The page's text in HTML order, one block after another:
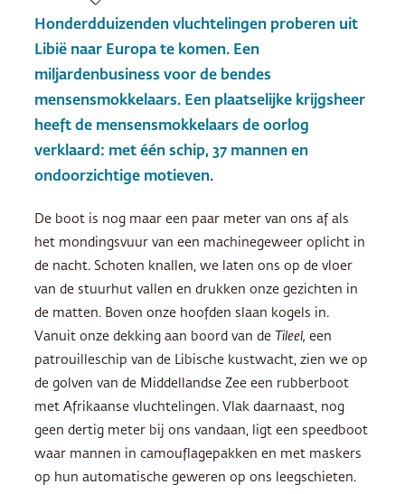
Honderdduizenden vluchtelingen proberen uit
Libië naar Europa te komen. Een
miljardenbusiness voor de bendes
mensensmokkelaars. Een plaatselijke krijgsheer
heeft de mensensmokkelaars de oorlog
verklaard: met één schip, 37 mannen en
ondoorzichtige motieven.
De boot is nog maar een paar meter van ons af als
het mondingsvuur van een machinegeweer oplicht in
de nacht. Schoten knallen, we laten ons op de vloer
van de stuurhut vallen en drukken onze gezichten in
de matten. Boven onze hoofden slaan kogels in.
Vanuit onze dekking aan boord van de Tileel, een
patrouilleschip van de Libische kustwacht, zien we op
de golven van de Middellandse Zee een rubberboot
met Afrikaanse vluchtelingen. Vlak daarnaast, nog
geen dertig meter bij ons vandaan, ligt een speedboot
waar mannen in camouflagepakken en met maskers
op hun automatische geweren op ons leegschieten.